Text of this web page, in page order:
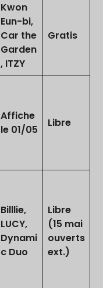
Kwon
Eun-bi,
Car the
Garden
, ITZY
Gratis
Affiche
le 01/05
Libre
Billlie,
LUCY,
Dynami
c Duo
Libre
(15 mai
ouverts
ext.)